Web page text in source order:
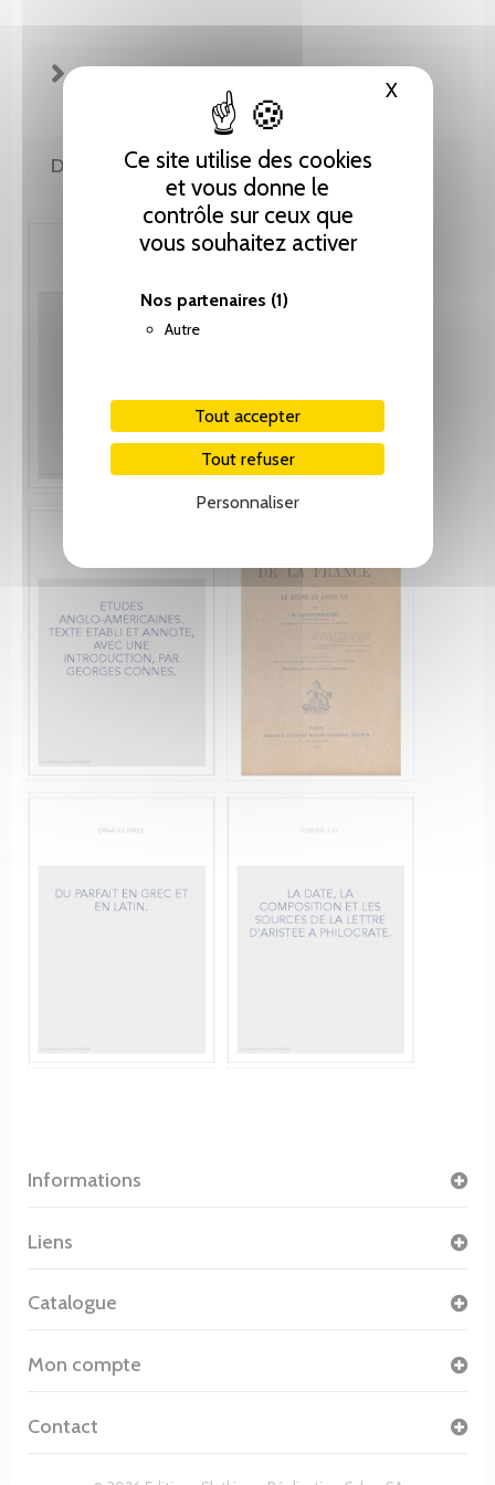
Ce site utilise des cookies
et vous donne le
contrôle sur ceux que
vous souhaitez activer
Nos partenaires (1)
Autre
Tout accepter
Tout refuser
Personnaliser
XMasquer
FICHE TECHNIQUE
DE LA MÊME COLLECTION
Informations
Liens
Catalogue
Mon compte
Contact